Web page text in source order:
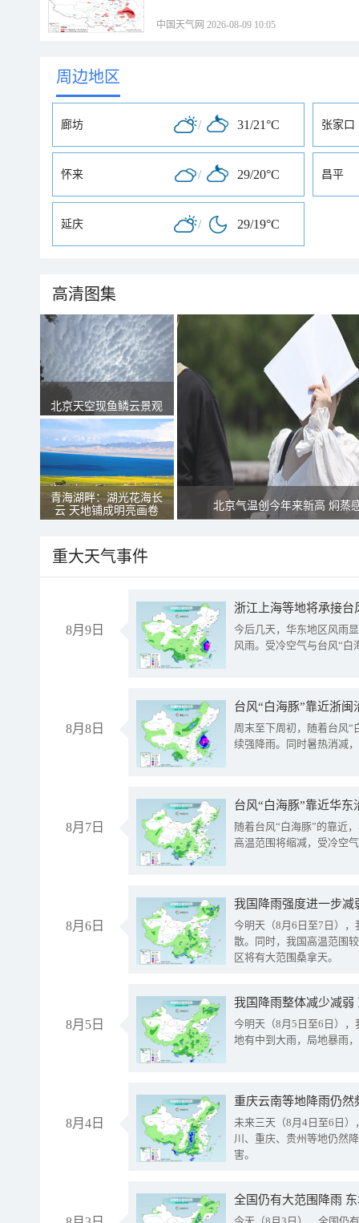
中国天气网 2026-08-09 10:05
周边地区
廊坊 / 31/21°C 张家口
怀来 / 29/20°C 昌平
延庆 / 29/19°C
高清图集
北京天空现鱼鳞云景观
青海湖畔：湖光花海长
云 天地铺成明亮画卷
北京气温创今年来新高 焖蒸
重大天气事件
8月9日
浙江上海等地将承接台
今后几天，华东地区风雨
风雨。受冷空气与台风“白
8月8日
台风“白海豚”靠近浙
周末至下周初，随着台风“
续强降雨。同时暑热消减
8月7日
台风“白海豚”靠近华
随着台风“白海豚”的靠近
高温范围将缩减，受冷空
8月6日
今明天（8月6日至7日）
散。同时，我国高温范围
区将有大范围桑拿天。
8月5日
我国降雨整体减少减弱
今明天（8月5日至6日）
地有中到大雨，局地暴雨
8月4日
重庆云南等地降雨仍然
未来三天（8月4日至6日
川、重庆、贵州等地仍然
害。
全国仍有大范围降雨